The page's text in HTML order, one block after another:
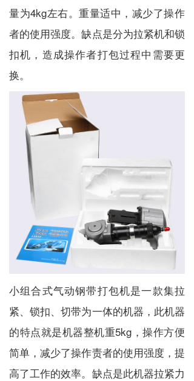
量为4kg左右。重量适中，减少了操作
者的使用强度。缺点是分为拉紧机和锁
扣机，造成操作者打包过程中需要更
换。
小组合式气动钢带打包机是一款集拉
紧、锁扣、切带为一体的机器，此机器
的特点就是机器整机重5kg，操作方便
简单，减少了操作责者的使用强度，提
高了工作的效率。缺点是此机器拉紧力